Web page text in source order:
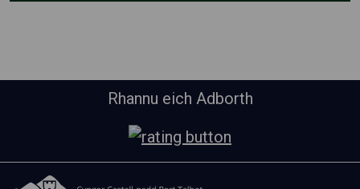
Rhannu eich Adborth